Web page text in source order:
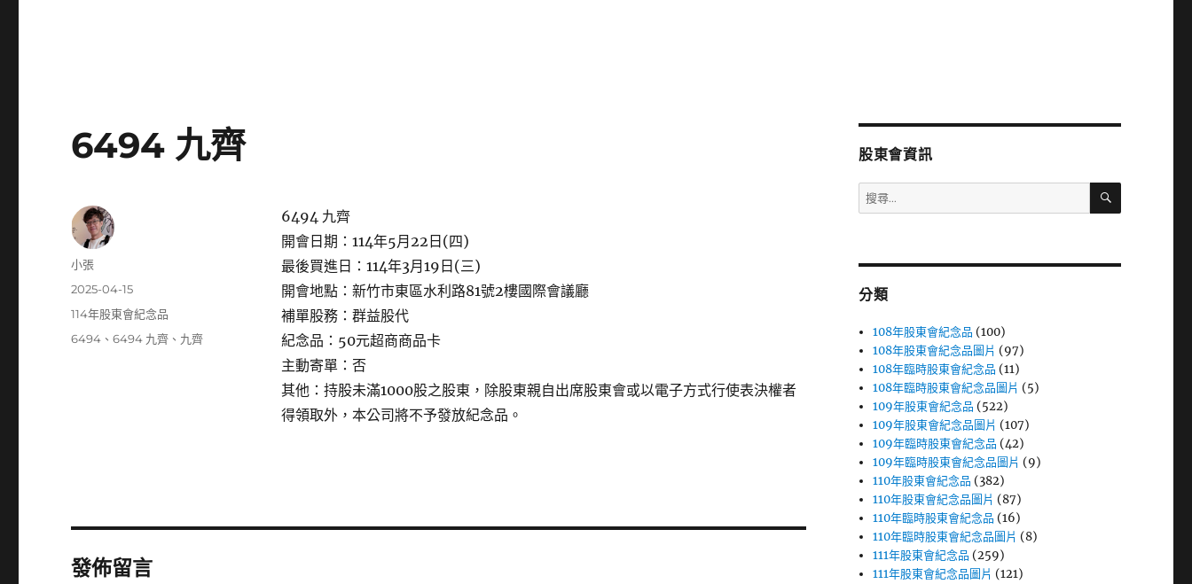
6494 九齊
6494 九齊
開會日期：114年5月22日(四)
最後買進日：114年3月19日(三)
開會地點：新竹市東區水利路81號2樓國際會議廳
補單股務：群益股代
紀念品：50元超商商品卡
主動寄單：否
其他：持股未滿1000股之股東，除股東親自出席股東會或以電子方式行使表決權者
得領取外，本公司將不予發放紀念品。
作
小張
發
期:
2025-04-15
分
114年股東會紀念品
標
6494 、6494 九齊 、 九齊
發佈留言
股東會資訊
搜
尋
字:
搜
分類
108年股東會紀念品 (100)
108年股東會紀念品圖片 (97)
108年臨時股東會紀念品 (11)
108年臨時股東會紀念品圖片 (5)
109年股東會紀念品 (522)
109年股東會紀念品圖片 (107)
109年臨時股東會紀念品 (42)
109年臨時股東會紀念品圖片 (9)
110年股東會紀念品 (382)
110年股東會紀念品圖片 (87)
110年臨時股東會紀念品 (16)
110年臨時股東會紀念品圖片 (8)
111年股東會紀念品 (259)
111年股東會紀念品圖片 (121)